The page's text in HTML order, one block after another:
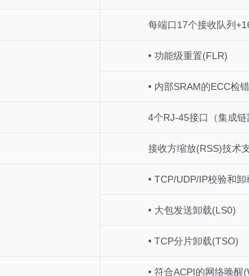
每端口17个接收队列
• 功能级重置(FLR)
• 内部SRAM的ECC检
4个RJ-45接口（集成链
接收方缩放(RSS)技术
• TCP/UDP/IP校验和卸
• 大包发送卸载(LS0)
• TCP分片卸载(TSO)
• 符合ACPI的网络唤醒